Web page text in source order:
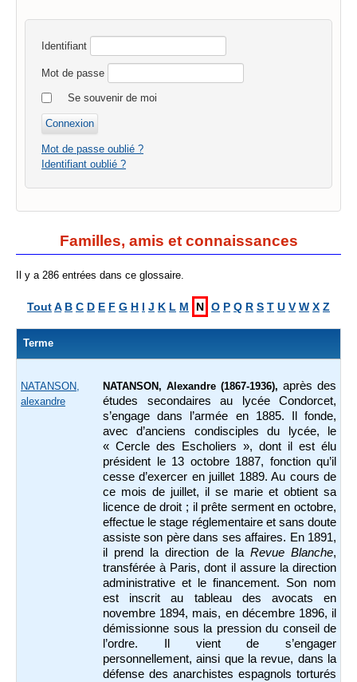
Identifiant
Mot de passe
Se souvenir de moi
Mot de passe oublié ?
Identifiant oublié ?
Familles, amis et connaissances
Il y a 286 entrées dans ce glossaire.
ToutA B C D E F G H I J K L M N O P Q R S T U V W X Z
Terme
NATANSON,
alexandre
NATANSON, Alexandre (1867-1936), après des
études secondaires au lycée Condorcet,
s’engage dans l’armée en 1885. Il fonde,
avec d’anciens condisciples du lycée, le
« Cercle des Escholiers », dont il est élu
président le 13 octobre 1887, fonction qu’il
cesse d’exercer en juillet 1889. Au cours de
ce mois de juillet, il se marie et obtient sa
licence de droit ; il prête serment en octobre,
effectue le stage réglementaire et sans doute
assiste son père dans ses affaires. En 1891,
il prend la direction de la Revue Blanche,
transférée à Paris, dont il assure la direction
administrative et le financement. Son nom
est inscrit au tableau des avocats en
novembre 1894, mais, en décembre 1896, il
démissionne sous la pression du conseil de
l’ordre. Il vient de s’engager
personnellement, ainsi que la revue, dans la
défense des anarchistes espagnols torturés